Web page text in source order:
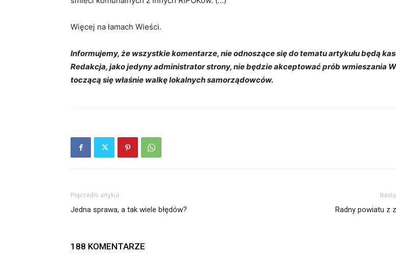
Więcej na łamach Wieści.
Informujemy, że wszystkie komentarze, nie odnoszące się do tematu artykułu będą
Redakcja, jako jedyny administrator strony, nie będzie akceptować prób wmieszania
toczącą się właśnie walkę lokalnych samorządowców.
Poprzedni artykuł
Jedna sprawa, a tak wiele błędów? Radny powiatu z
188 KOMENTARZE